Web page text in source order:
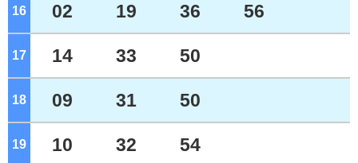
16 02 19 36 56
17 14 33 50
18 09 31 50
19 10 32 54